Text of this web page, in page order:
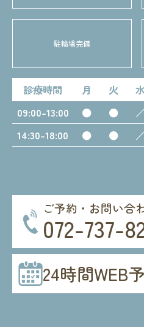
駐輪場完備
診療時間 月 火
09:00-13:00
● ●
14:30-18:00
● ●
ご予約・お問い合
072-737-
24時間WEB